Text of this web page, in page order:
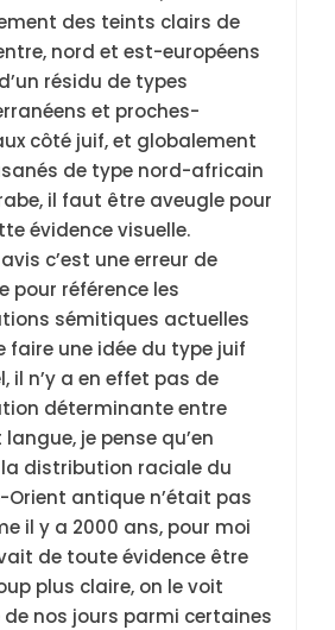
des teints clairs de
nord et est-européens
résidu de types
et proches-
côté juif, et globalement
de type nord-africain
il faut être aveugle pour
évidence visuelle.
c’est une erreur de
pour référence les
sémitiques actuelles
faire une idée du type juif
il n’y a en effet pas de
déterminante entre
je pense qu’en
distribution raciale du
Orient antique n’était pas
il y a 2000 ans, pour moi
de toute évidence être
plus claire, on le voit
de nos jours parmi certaines